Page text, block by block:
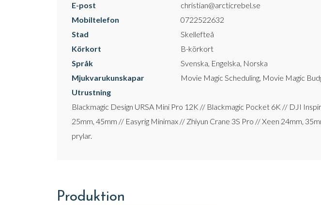
E-post
christian@arcticrebel.se
Mobiltelefon
0722522632
Stad
Skellefteå
Körkort
B-körkort
Språk
Svenska, Engelska, Norska
Mjukvarukunskapar
Movie Magic Scheduling, Movie Magic
Utrustning
Blackmagic Design URSA Mini Pro 12K // Blackmagic Pocket 6K // DJI
25mm, 45mm // Easyrig Minimax // Zhiyun Crane 3S Pro // Xeen 24mm,
prylar.
Produktion